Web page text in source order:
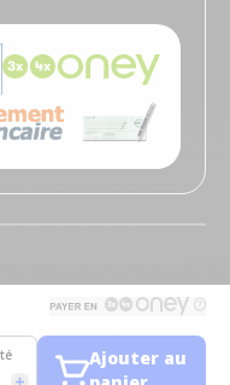
Ajouter au